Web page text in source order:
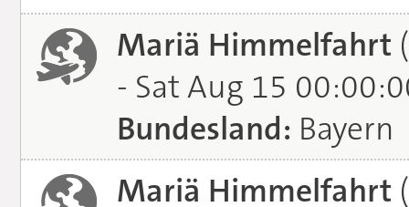
Mariä Himmelfahrt
- Sat Aug 15
Bundesland: Bayern
Mariä Himmelfahrt